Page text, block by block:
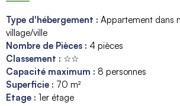
Type d'hébergement : Appartement dans
village/ville
Nombre de Pièces : 4 pièces
Classement : ☆☆
Capacité maximum : 8 personnes
Superficie : 70 m²
Etage : 1er étage